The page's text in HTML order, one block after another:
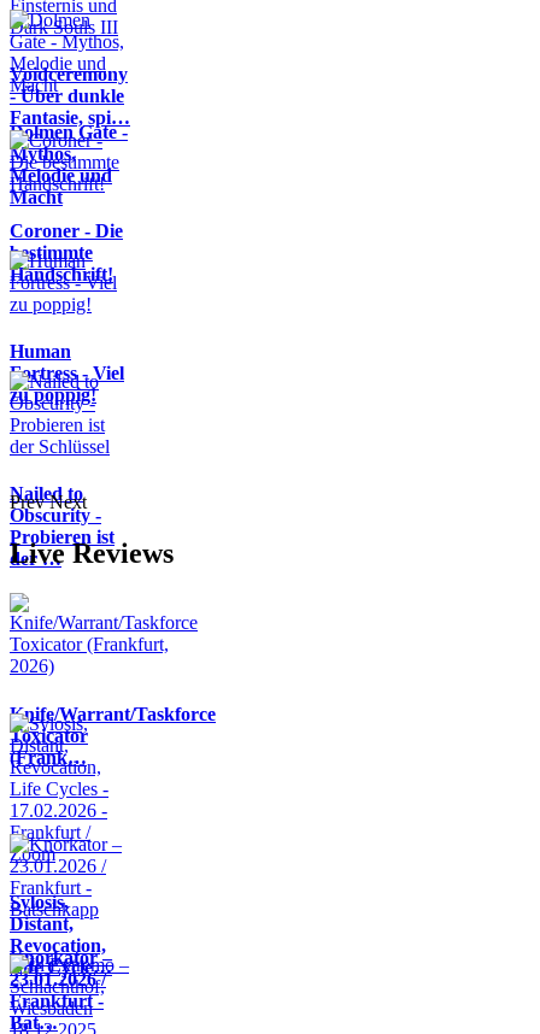
Voidceremony
- Über dunkle
Fantasie, spi…
Dolmen Gate -
Mythos,
Melodie und
Macht
Coroner - Die
bestimmte
Handschrift!
Human
Fortress - Viel
zu poppig!
Nailed to
Obscurity -
Probieren ist
der …
Prev Next
Live Reviews
Knife/Warrant/Taskforce
Toxicator
(Frank…
Sylosis,
Distant,
Revocation,
Life Cycle…
Knorkator –
23.01.2026 /
Frankfurt -
Bat…